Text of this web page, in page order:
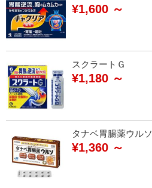
¥1,600 ～
スクラートＧ
¥1,180 ～
タナベ胃腸薬ウルソ
¥1,360 ～